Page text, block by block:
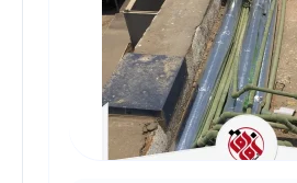
المياه وعزل مواسير المياه من
بالمواعيد المحددة وتؤدي عملها
بدقة عالية.
حيث نحرص على إتمام المهام
عمالتنا الفلبينية لا تقتصر على
تتميز أيضًا بالتعامل الودود مع